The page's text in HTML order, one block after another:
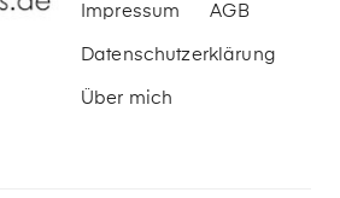
Impressum AGB
Datenschutzerklärung
Über mich